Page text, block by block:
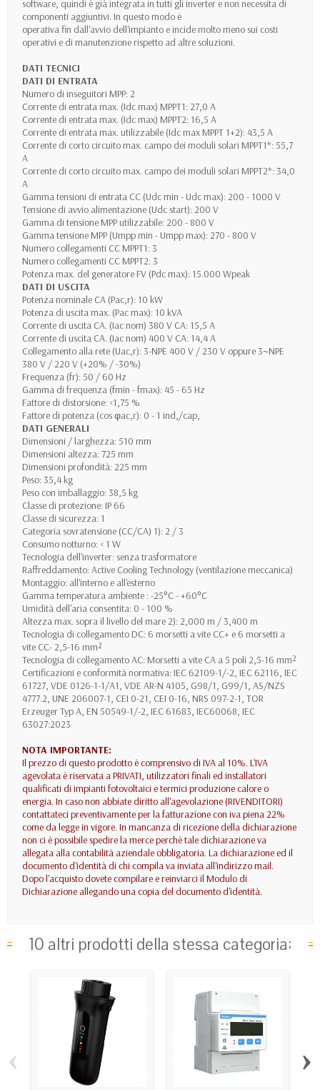
software, quindi è già integrata in tutti gli inverter e non necessita di
componenti aggiuntivi. In questo modo è
operativa fin dall'avvio dell'impianto e incide molto meno sui costi
operativi e di manutenzione rispetto ad altre soluzioni.
DATI TECNICI
DATI DI ENTRATA
Numero di inseguitori MPP: 2
Corrente di entrata max. (Idc max) MPPT1: 27,0 A
Corrente di entrata max. (Idc max) MPPT2: 16,5 A
Corrente di entrata max. utilizzabile (Idc max MPPT 1+2): 43,5 A
Corrente di corto circuito max. campo dei moduli solari MPPT1*: 55,7
A
Corrente di corto circuito max. campo dei moduli solari MPPT2*: 34,0
A
Gamma tensioni di entrata CC (Udc min - Udc max): 200 - 1000 V
Tensione di avvio alimentazione (Udc start): 200 V
Gamma di tensione MPP utilizzabile: 200 - 800 V
Gamma tensione MPP (Umpp min - Umpp max): 270 - 800 V
Numero collegamenti CC MPPT1: 3
Numero collegamenti CC MPPT2: 3
Potenza max. del generatore FV (Pdc max): 15.000 Wpeak
DATI DI USCITA
Potenza nominale CA (Pac,r): 10 kW
Potenza di uscita max. (Pac max): 10 kVA
Corrente di uscita CA. (Iac nom) 380 V CA: 15,5 A
Corrente di uscita CA. (Iac nom) 400 V CA: 14,4 A
Collegamento alla rete (Uac,r): 3-NPE 400 V / 230 V oppure 3~NPE
380 V / 220 V (+20% / -30%)
Frequenza (fr): 50 / 60 Hz
Gamma di frequenza (fmin - fmax): 45 - 65 Hz
Fattore di distorsione: <1,75 %
Fattore di potenza (cos φac,r): 0 - 1 ind,/cap,
DATI GENERALI
Dimensioni / larghezza: 510 mm
Dimensioni altezza: 725 mm
Dimensioni profondità: 225 mm
Peso: 35,4 kg
Peso con imballaggio: 38,5 kg
Classe di protezione: IP 66
Classe di sicurezza: 1
Categoria sovratensione (CC/CA) 1): 2 / 3
Consumo notturno: < 1 W
Tecnologia dell'inverter: senza trasformatore
Raffreddamento: Active Cooling Technology (ventilazione meccanica)
Montaggio: all'interno e all'esterno
Gamma temperatura ambiente : -25°C - +60°C
Umidità dell'aria consentita: 0 - 100 %
Altezza max. sopra il livello del mare 2): 2,000 m / 3,400 m
Tecnologia di collegamento DC: 6 morsetti a vite CC+ e 6 morsetti a
vite CC- 2,5-16 mm²
Tecnologia di collegamento AC: Morsetti a vite CA a 5 poli 2,5-16 mm²
Certificazioni e conformità normativa: IEC 62109-1/-2, IEC 62116, IEC
61727, VDE 0126-1-1/A1, VDE AR-N 4105, G98/1, G99/1, AS/NZS
4777.2, UNE 206007-1, CEI 0-21, CEI 0-16, NRS 097-2-1, TOR
Erzeuger Typ A, EN 50549-1/-2, IEC 61683, IEC60068, IEC
63027:2023
NOTA IMPORTANTE:
Il prezzo di questo prodotto è comprensivo di IVA al 10%. L'IVA
agevolata è riservata a PRIVATI, utilizzatori finali ed installatori
qualificati di impianti fotovoltaici e termici produzione calore o
energia. In caso non abbiate diritto all'agevolazione (RIVENDITORI)
contattateci preventivamente per la fatturazione con iva piena 22%
come da legge in vigore. In mancanza di ricezione della dichiarazione
non ci è possibile spedire la merce perchè tale dichiarazione va
allegata alla contabilità aziendale obbligatoria. La dichiarazione ed il
documento d'identità di chi compila va inviata all'indirizzo mail.
Dopo l'acquisto dovete compilare e reinviarci il Modulo di
Dichiarazione allegando una copia del documento d'identità.
10 altri prodotti della stessa categoria:
‹ ›